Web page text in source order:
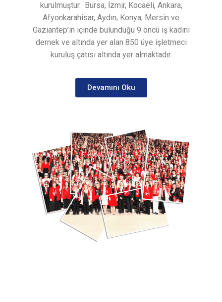
kurulmuştur. Bursa, İzmir, Kocaeli, Ankara,
Afyonkarahisar, Aydın, Konya, Mersin ve
Gaziantep’in içinde bulunduğu 9 öncü iş kadını
dernek ve altında yer alan 850 üye işletmeci
kuruluş çatısı altında yer almaktadır.
Devamını Oku